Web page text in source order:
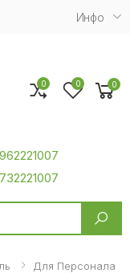
Инфо
0 0 0
Для Персонала